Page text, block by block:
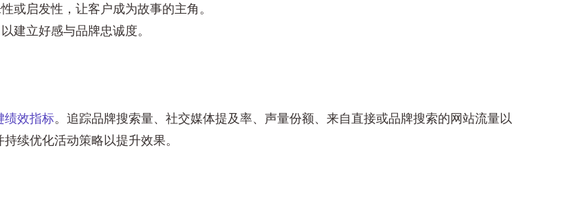
或启发性，让客户成为故事的主角。
以建立好感与品牌忠诚度。
绩效指标。追踪品牌搜索量、社交媒体提及率、声量份额、来自直接或品牌搜索的网站流量以
续优化活动策略以提升效果。